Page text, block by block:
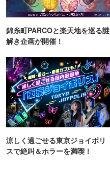
錦糸町PARCOと楽天地を巡る謎
解き企画が開催！
涼しく過ごせる東京ジョイポリ
スで絶叫＆ホラーを満喫！